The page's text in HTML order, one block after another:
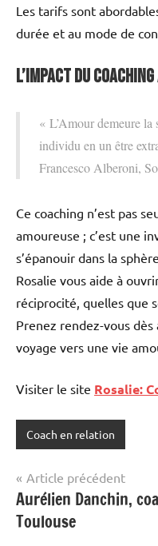
Les tarifs sont
durée et au mode de
L’impact du
« L’Amour demeure
individu en un être
Francesco Alberoni,
Ce coaching n’est pas
amoureuse ; c’est une
s’épanouir dans la
Rosalie vous aide à
réciprocité, quelles que
Prenez rendez-vous
voyage vers une vie
Visiter le site Rosalie:
Coach en relation
Navigation
de
l’article
Article précédent
Aurélien Danchin,
Toulouse